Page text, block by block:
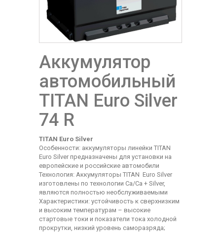
Аккумулятор
автомобильный
TITAN Euro Silver
74 R
TITAN Euro Silver
Особенности: аккумуляторы линейки TITAN
Euro Silver предназначены для установки на
европейские и российские автомобили
Технология: Аккумуляторы TITAN Euro Silver
изготовлены по технологии Ca/Ca + Silver,
являются полностью необслуживаемыми
Характеристики: устойчивость к сверхнизким
и высоким температурам – высокие
стартовые токи и показатели тока холодной
прокрутки, низкий уровень саморазряда;